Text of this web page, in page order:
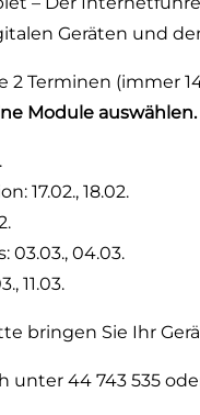
Geräten und
Terminen (immer
Module auswählen.
17.02., 18.02.
04.03.
11.03.
bringen Sie Ihr
44 743 535